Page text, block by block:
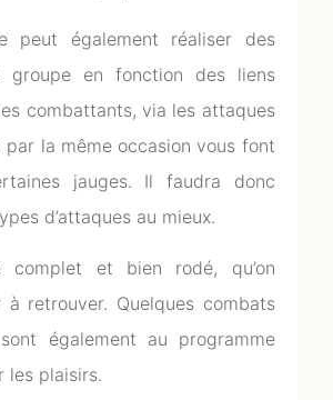
peut également réaliser des
groupe en fonction des liens
combattants, via les attaques
par la même occasion vous font
jauges. Il faudra donc
d’attaques au mieux.
complet et bien rodé, qu’on
à retrouver. Quelques combats
également au programme
les plaisirs.